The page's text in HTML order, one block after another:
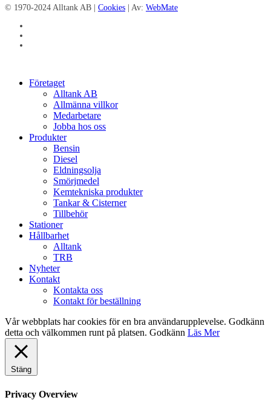
© 1970-2024 Alltank AB | Cookies | Av: WebMate
Close
Företaget
Alltank AB
Allmänna villkor
Medarbetare
Jobba hos oss
Produkter
Bensin
Diesel
Eldningsolja
Smörjmedel
Kemtekniska produkter
Tankar & Cisterner
Tillbehör
Stationer
Hållbarhet
Alltank
TRB
Nyheter
Kontakt
Kontakta oss
Kontakt för beställning
Vår webbplats har cookies för en bra användarupplevelse. Godkänn
detta och välkommen runt på platsen. Godkänn Läs Mer
Stäng
Privacy Overview